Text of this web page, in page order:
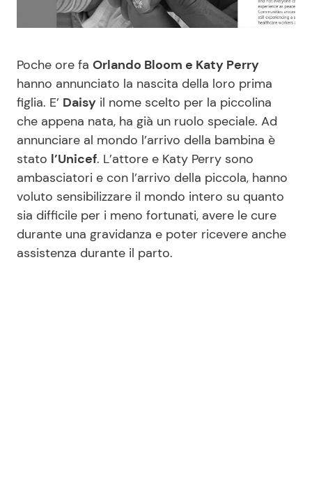
Benessere
Moda e Style
Mondo Mamma
News benessere
Salute
Viaggi e Turismo
Cucina e Ricette
Dolci
Le Ricette in TV
Primi Piatti
Ricette Facili e Veloci
Ricette Feste
Poche ore fa Orlando Bloom e Katy Perry
hanno annunciato la nascita della loro prima
figlia. E’ Daisy il nome scelto per la piccolina
che appena nata, ha già un ruolo speciale. Ad
annunciare al mondo l’arrivo della bambina è
stato l’Unicef. L’attore e Katy Perry sono
ambasciatori e con l’arrivo della piccola, hanno
voluto sensibilizzare il mondo intero su quanto
sia difficile per i meno fortunati, avere le cure
durante una gravidanza e poter ricevere anche
assistenza durante il parto.